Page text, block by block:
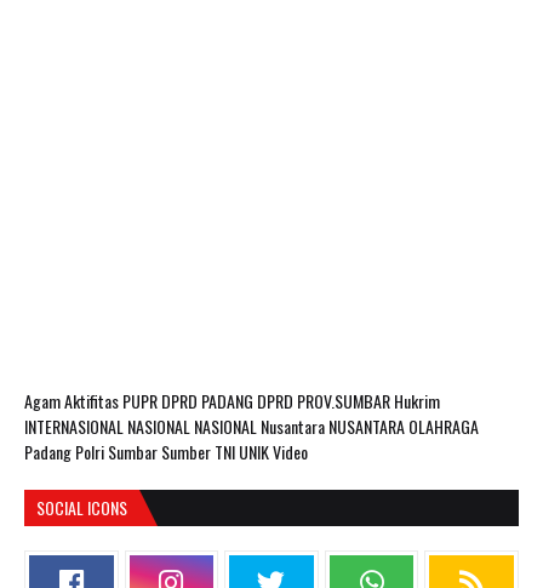
AgamAktifitas PUPRDPRD PADANG DPRD PROV.SUMBARHukrim
INTERNASIONAL NASIONAL NASIONAL NusantaraNUSANTARAOLAHRAGA
PadangPolriSumbarSumberTNIUNIKVideo
SOCIAL ICONS